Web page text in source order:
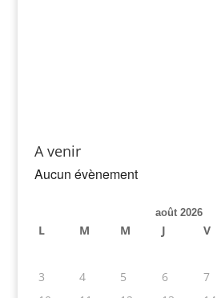
A venir
Aucun évènement
août 2026
L M M J V
3
4 5 6 7